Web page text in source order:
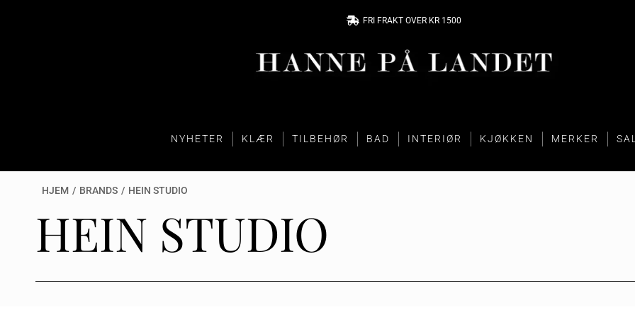
FRI FRAKT OVER KR 1500
NYHETER KLÆR TILBEHØR BAD INTERIØR KJØKKEN MERKER
HJEM / BRANDS / HEIN STUDIO
HEIN STUDIO